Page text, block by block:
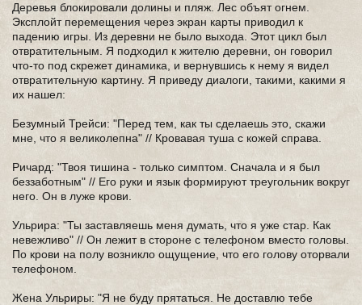
Деревья блокировали долины и пляж. Лес объят огнем.
Эксплойт перемещения через экран карты приводил к
падению игры. Из деревни не было выхода. Этот цикл был
отвратительным. Я подходил к жителю деревни, он говорил
что-то под скрежет динамика, и вернувшись к нему я видел
отвратительную картину. Я приведу диалоги, такими, какими я
их нашел:
Безумный Трейси: "Перед тем, как ты сделаешь это, скажи
мне, что я великолепна" // Кровавая туша с кожей справа.
Ричард: "Твоя тишина - только симптом. Сначала и я был
беззаботным" // Его руки и язык формируют треугольник вокруг
него. Он в луже крови.
Ульрира: "Ты заставляешь меня думать, что я уже стар. Как
невежливо" // Он лежит в стороне с телефоном вместо головы.
По крови на полу возникло ощущение, что его голову оторвали
телефоном.
Жена Ульриры: "Я не буду прятаться. Не доставлю тебе